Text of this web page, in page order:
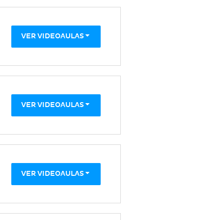
VER VIDEOAULAS
VER VIDEOAULAS
VER VIDEOAULAS